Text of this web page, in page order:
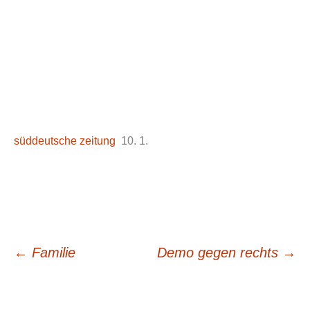
süddeutsche zeitung 10. 1.
Beitrags-
← Familie Demo gegen rechts →